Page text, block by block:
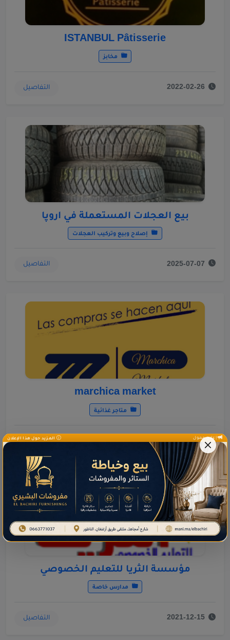
ISTANBUL Pâtisserie
مخابز
2022-02-26 التفاصيل
بيع العجلات المستعملة في اروپا
إصلاح وبيع وتركيب العجلات
2025-07-07 التفاصيل
marchica market
متاجر غذائية
2021-12-15 التفاصيل
مؤسسة الثريا للتعليم الخصوصي
مدارس خاصة
2021-12-15 التفاصيل
إعلان ممول المزيد حول هذا الإعلان